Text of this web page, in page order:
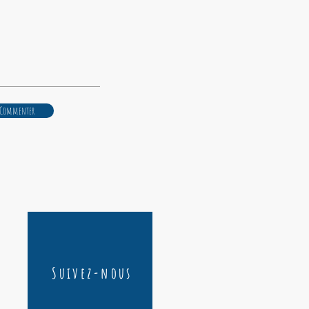
Commenter
Suivez-nous